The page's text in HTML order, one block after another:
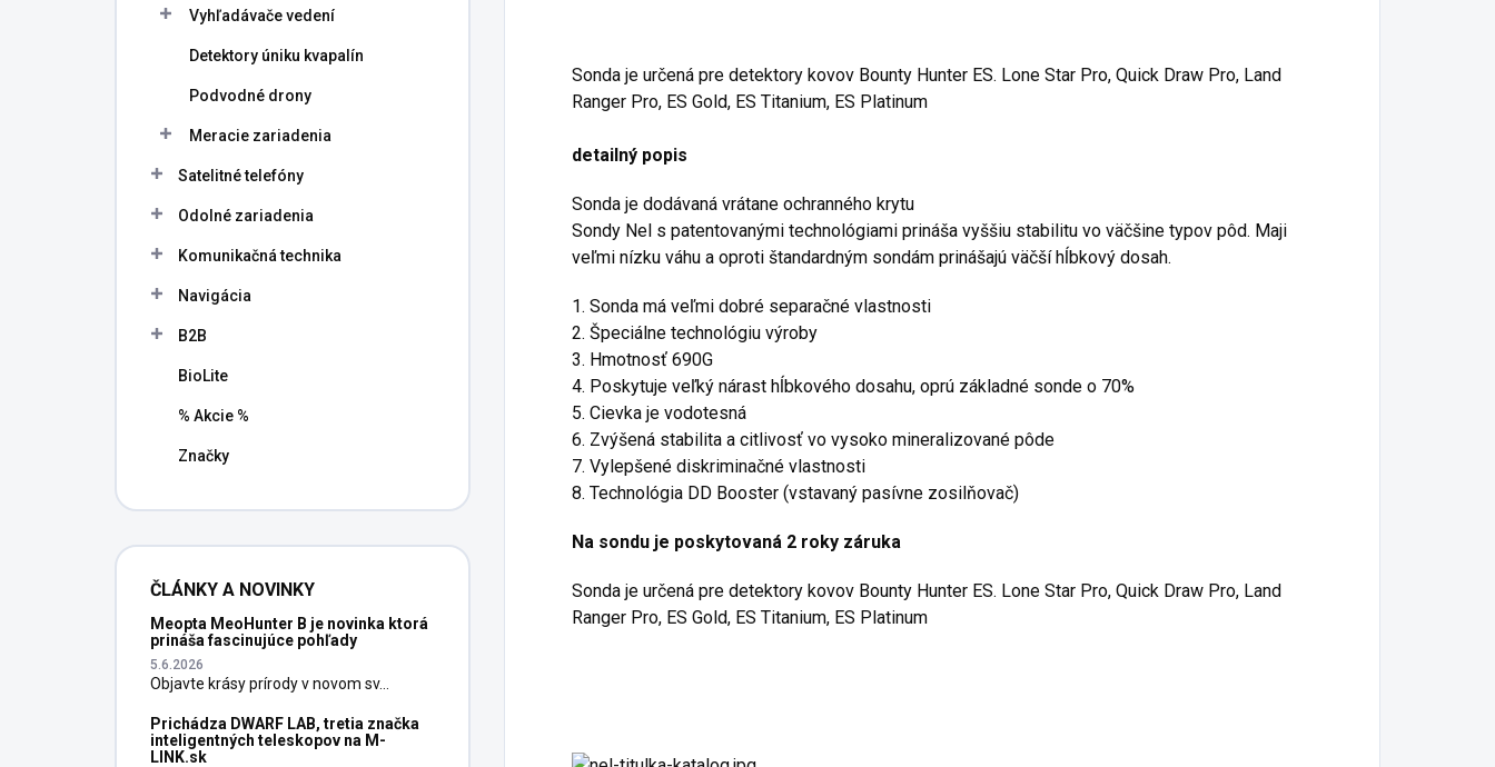
Vyhľadávače vedení
Detektory úniku kvapalín
Podvodné drony
Meracie zariadenia
Satelitné telefóny
Odolné zariadenia
Komunikačná technika
Navigácia
B2B
BioLite
% Akcie %
Značky
ČLÁNKY A NOVINKY
Meopta MeoHunter B je novinka ktorá
prináša fascinujúce pohľady
5.6.2026
Objavte krásy prírody v novom sv...
Prichádza DWARF LAB, tretia značka
inteligentných teleskopov na M-
LINK.sk
Sonda je určená pre detektory kovov Bounty Hunter ES. Lone Star Pro, Quick Draw Pro, Land
Ranger Pro, ES Gold, ES Titanium, ES Platinum
detailný popis
Sonda je dodávaná vrátane ochranného krytu
Sondy Nel s patentovanými technológiami prináša vyššiu stabilitu vo väčšine typov pôd. Maji
veľmi nízku váhu a oproti štandardným sondám prinášajú väčší hĺbkový dosah.
1. Sonda má veľmi dobré separačné vlastnosti
2. Špeciálne technológiu výroby
3. Hmotnosť 690G
4. Poskytuje veľký nárast hĺbkového dosahu, oprú základné sonde o 70%
5. Cievka je vodotesná
6. Zvýšená stabilita a citlivosť vo vysoko mineralizované pôde
7. Vylepšené diskriminačné vlastnosti
8. Technológia DD Booster (vstavaný pasívne zosilňovač)
Na sondu je poskytovaná 2 roky záruka
Sonda je určená pre detektory kovov Bounty Hunter ES. Lone Star Pro, Quick Draw Pro, Land
Ranger Pro, ES Gold, ES Titanium, ES Platinum